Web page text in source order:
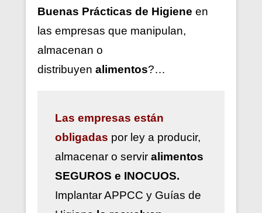
Buenas Prácticas de Higiene en
las empresas que manipulan,
almacenan o
distribuyen alimentos?…
Las empresas están
obligadas por ley a producir,
almacenar o servir alimentos
SEGUROS e INOCUOS.
ImplantarAPPCC y Guías de